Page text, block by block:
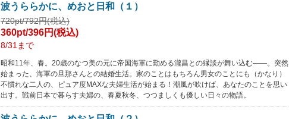
波うららかに、めおと日和（１）
720pt/792円(税込)
360pt/396円(税込)
8/31まで
昭和11年、春。20歳のなつ美の元に帝国海軍に勤める瀧昌との縁談が舞い込む――。突然
始まった、海軍の旦那さんとの結婚生活。家のことはもちろん男女のことにも（かなり）
不慣れな二人の、ピュア度MAXな夫婦生活が始まる！潮風が吹けば、あなたのことを思い
出す。戦前日本で暮らす夫婦の、春夏秋冬、つつましくも優しい日々の物語。